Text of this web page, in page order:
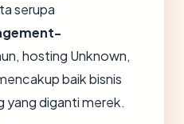
serupa
hosting Unknown,
baik bisnis
yang diganti merek.